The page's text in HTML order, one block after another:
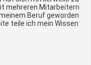
mehreren Mitarbeitern
Beruf geworden
teile ich mein Wissen